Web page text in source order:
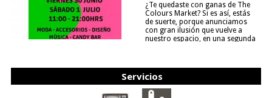
¿Te quedaste con ganas de The
Colours Market? Si es así, estás
de suerte, porque anunciamos
con gran ilusión que vuelve a
nuestro espacio, en una segunda
Servicios